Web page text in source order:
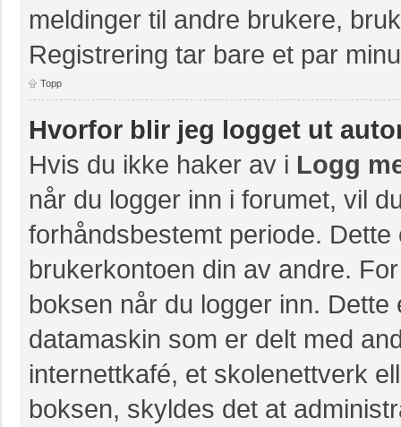
meldinger til andre brukere,
Registrering tar bare et par
Topp
Hvorfor blir jeg logget ut
Hvis du ikke haker av i Logg
når du logger inn i forumet, vil
forhåndsbestemt periode.
brukerkontoen din av andre.
boksen når du logger inn.
datamaskin som er delt med
internettkafé, et skolenettverk
boksen, skyldes det at